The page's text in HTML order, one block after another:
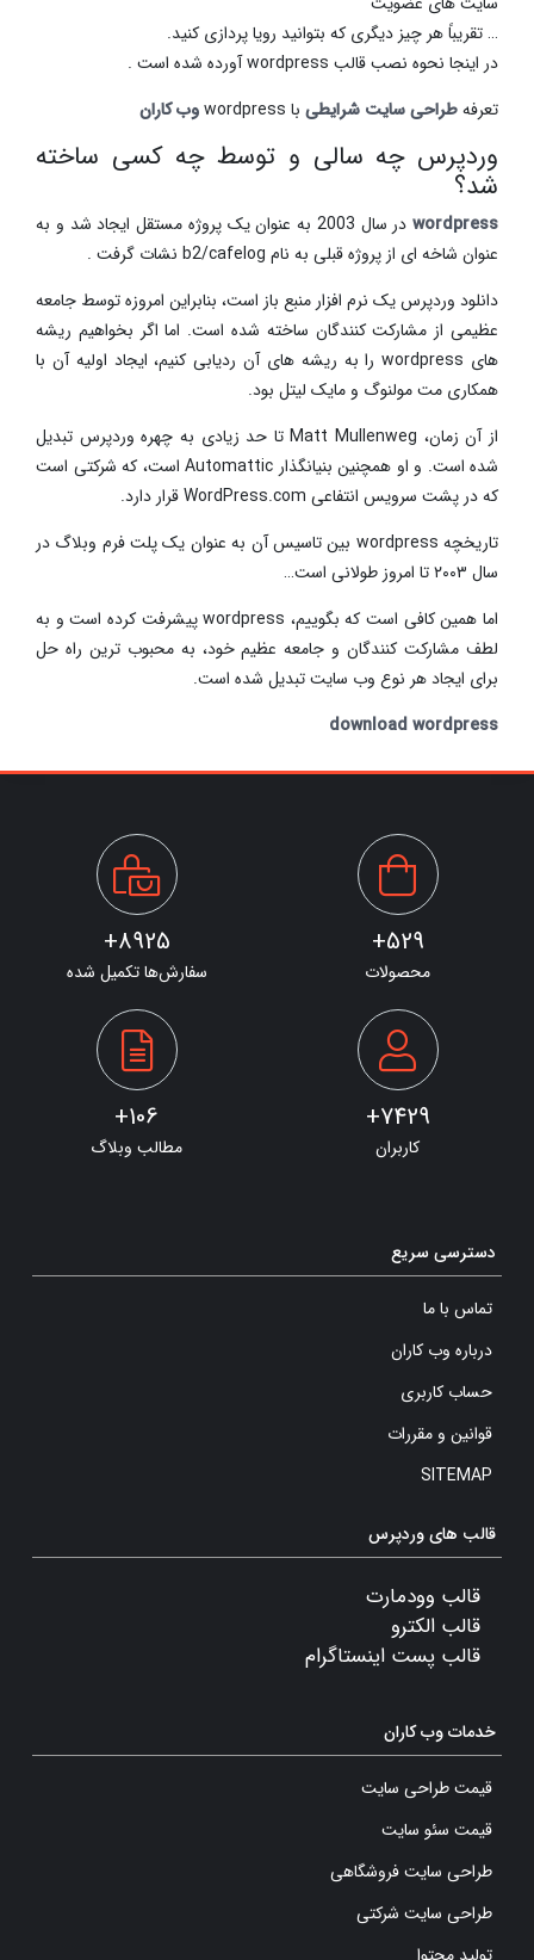
… تقریباً هر چیز دیگری که بتوانید رویا پردازی کنید.
در اینجا نحوه نصب قالب wordpress آورده شده است .
تعرفهطراحی سایت شرایطی با wordpress وب کاران
وردپرس چه سالی و توسط چه کسی ساخته
شد؟
wordpress
در سال 2003 به عنوان یک پروژه مستقل ایجاد شد و به
عنوان شاخه ای از پروژه قبلی به نام b2/cafelog نشات گرفت .
دانلود وردپرس یک نرم افزار منبع باز است، بنابراین امروزه توسط جامعه
عظیمی از مشارکت کنندگان ساخته شده است. اما اگر بخواهیم ریشه
های wordpress را به ریشه های آن ردیابی کنیم، ایجاد اولیه آن با
همکاری مت مولنوگ و مایک لیتل بود.
از آن زمان، Matt Mullenweg تا حد زیادی به چهره وردپرس تبدیل
شده است. و او همچنین بنیانگذار Automattic است، که شرکتی است
که در پشت سرویس انتفاعی WordPress.com قرار دارد.
تاریخچه wordpress بین تاسیس آن به عنوان یک پلت فرم وبلاگ در
سال ۲۰۰۳ تا امروز طولانی است…
اما همین کافی است که بگوییم، wordpress پیشرفت کرده است و به
لطف مشارکت کنندگان و جامعه عظیم خود، به محبوب ترین راه حل
برای ایجاد هر نوع وب سایت تبدیل شده است.
download wordpress
529+
محصولات
8925+
سفارش‌ها تکمیل شده
7429+
کاربران
106+
مطالب وبلاگ
دسترسی سریع
تماس با ما
درباره وب کاران
حساب کاربری
قوانین و مقررات
SITEMAP
قالب های وردپرس
قالب وودمارت
قالب الکترو
قالب پست اینستاگرام
خدمات وب کاران
قیمت طراحی سایت
قیمت سئو سایت
طراحی سایت فروشگاهی
طراحی سایت شرکتی